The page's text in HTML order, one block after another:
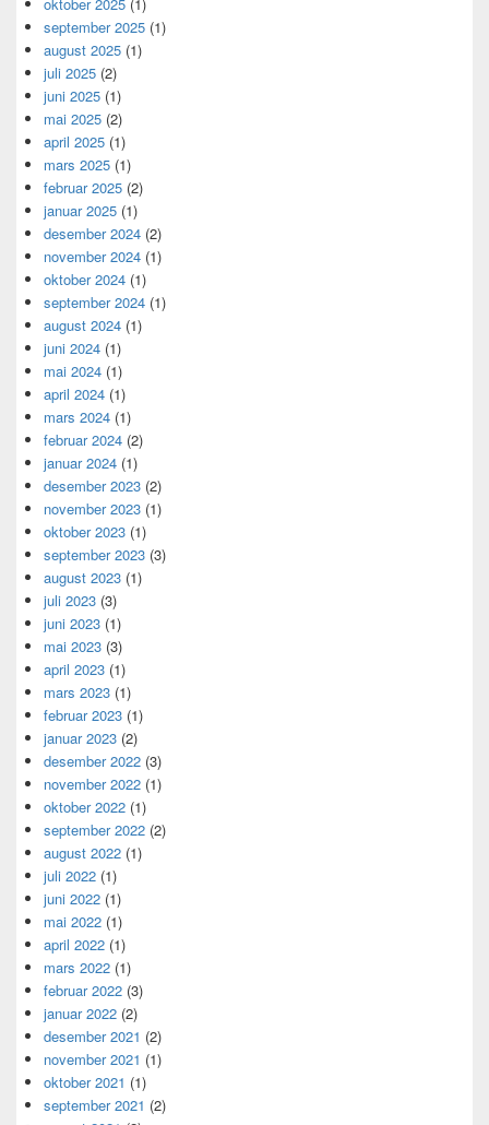
oktober 2025 (1)
september 2025 (1)
august 2025 (1)
juli 2025 (2)
juni 2025 (1)
mai 2025 (2)
april 2025 (1)
mars 2025 (1)
februar 2025 (2)
januar 2025 (1)
desember 2024 (2)
november 2024 (1)
oktober 2024 (1)
september 2024 (1)
august 2024 (1)
juni 2024 (1)
mai 2024 (1)
april 2024 (1)
mars 2024 (1)
februar 2024 (2)
januar 2024 (1)
desember 2023 (2)
november 2023 (1)
oktober 2023 (1)
september 2023 (3)
august 2023 (1)
juli 2023 (3)
juni 2023 (1)
mai 2023 (3)
april 2023 (1)
mars 2023 (1)
februar 2023 (1)
januar 2023 (2)
desember 2022 (3)
november 2022 (1)
oktober 2022 (1)
september 2022 (2)
august 2022 (1)
juli 2022 (1)
juni 2022 (1)
mai 2022 (1)
april 2022 (1)
mars 2022 (1)
februar 2022 (3)
januar 2022 (2)
desember 2021 (2)
november 2021 (1)
oktober 2021 (1)
september 2021 (2)